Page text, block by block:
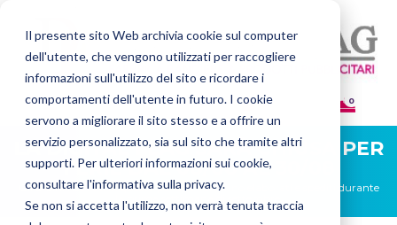
Il presente sito Web archivia cookie sul computer
dell'utente, che vengono utilizzati per raccogliere
informazioni sull'utilizzo del sito e ricordare i
comportamenti dell'utente in futuro. I cookie
servono a migliorare il sito stesso e a offrire un
servizio personalizzato, sia sul sito che tramite altri
supporti. Per ulteriori informazioni sui cookie,
consultare l'informativa sulla privacy.
Se non si accetta l'utilizzo, non verrà tenuta traccia
0
LA DIGITAL FLAG SARÀ CHIUSA PER
FERIE DAL 08/08 AL 30/08
Gli ordini ricevuti in questo periodo verranno elaborati e spediti durante